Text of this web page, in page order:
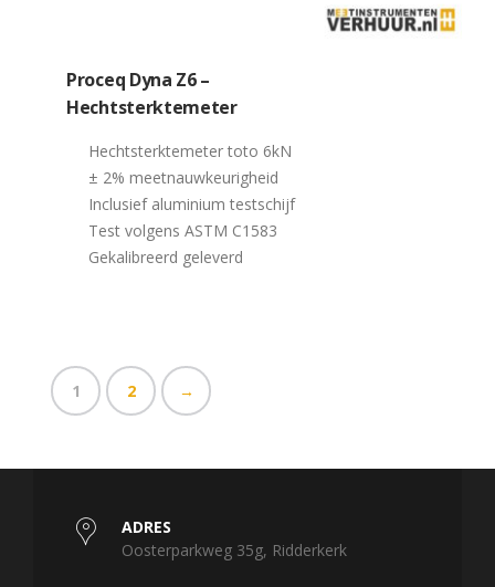
Proceq Dyna Z6 –
Hechtsterktemeter
Hechtsterktemeter toto 6kN
± 2% meetnauwkeurigheid
Inclusief aluminium testschijf
Test volgens ASTM C1583
Gekalibreerd geleverd
1 2 →
ADRES
Oosterparkweg 35g, Ridderkerk